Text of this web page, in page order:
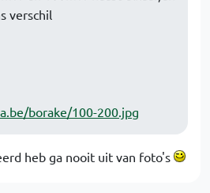
verschil
borake/100-200.jpg
heb ga nooit uit van foto's